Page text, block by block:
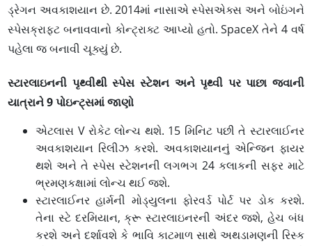
ડ્રેગન અવકાશયાન છે. 2014માં નાસાએ સ્પેસએક્સ અને બોઇંગને
સ્પેસક્રાફ્ટ બનાવવાનો કોન્ટ્રાક્ટ આપ્યો હતો. SpaceX તેને 4 વર્ષ
પહેલા જ બનાવી ચૂક્યું છે.
​​​​​સ્ટારલાઇનની પૃથ્વીથી સ્પેસ સ્ટેશન અને પૃથ્વી પર પાછા જવાની
યાત્રાને 9 પોઇન્ટ્સમાં જાણો
એટલાસ V રોકેટ લોન્ચ થશે. 15 મિનિટ પછી તે સ્ટારલાઈનર
અવકાશયાન રિલીઝ કરશે. અવકાશયાનનું એન્જિન ફાયર
થશે અને તે સ્પેસ સ્ટેશનની લગભગ 24 કલાકની સફર માટે
ભ્રમણકક્ષામાં લોન્ચ થઈ જશે.
સ્ટારલાઈનર હાર્મની મોડ્યુલના ફોરવર્ડ પોર્ટ પર ડોક કરશે.
તેના સ્ટે દરમિયાન, ક્રૂ સ્ટારલાઇનરની અંદર જશે, હેચ બંધ
કરશે અને દર્શાવશે કે ભાવિ કાટમાળ સાથે અથડામણની રિસ્ક